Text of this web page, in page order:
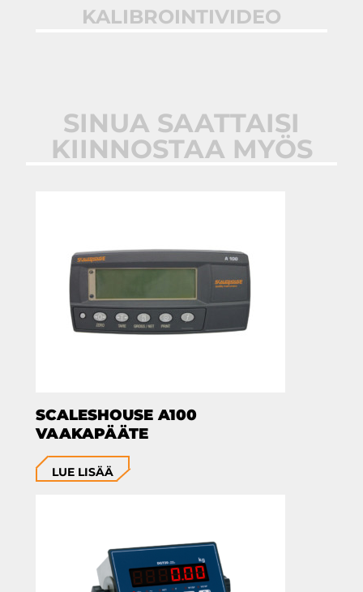
KALIBROINTIVIDEO
SINUA SAATTAISI
KIINNOSTAA MYÖS
SCALESHOUSE A100
VAAKAPÄÄTE
LUE LISÄÄ